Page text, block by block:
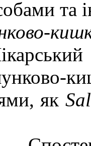
та
як